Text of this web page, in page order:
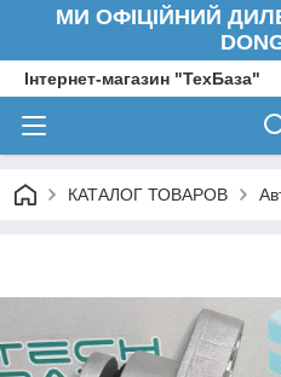
МИ ОФІЦІЙНИЙ
Інтернет-магазин "ТехБаза"
КАТАЛОГ ТОВАРОВ